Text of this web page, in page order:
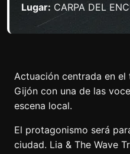
Lugar: CARPA DEL
Actuación centrada en
Gijón con una de las
escena local.
El protagonismo será
ciudad. Lia & The Wave